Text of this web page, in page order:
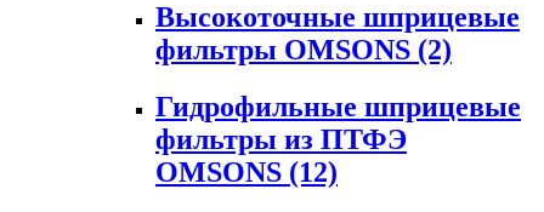
Высокоточные шприцевые
фильтры OMSONS (2)
Гидрофильные шприцевые
фильтры из ПТФЭ
OMSONS (12)